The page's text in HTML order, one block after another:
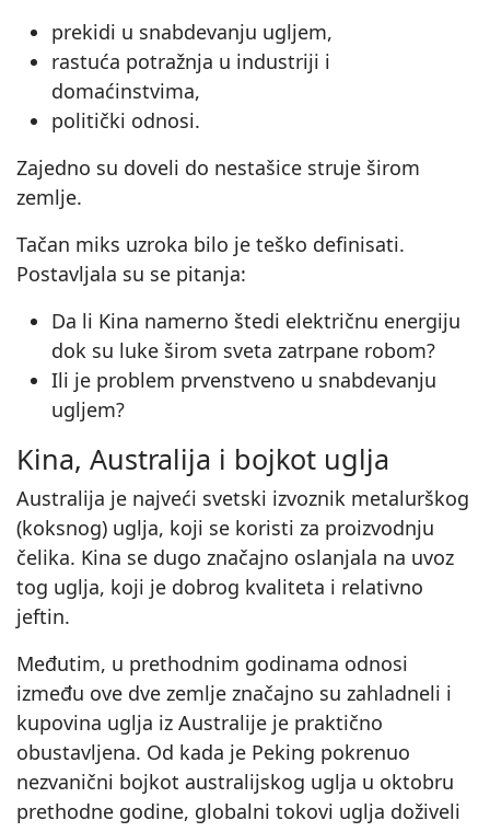
prekidi u snabdevanju ugljem,
rastuća potražnja u industriji i
domaćinstvima,
politički odnosi.
Zajedno su doveli do nestašice struje širom
zemlje.
Tačan miks uzroka bilo je teško definisati.
Postavljala su se pitanja:
Da li Kina namerno štedi električnu energiju
dok su luke širom sveta zatrpane robom?
Ili je problem prvenstveno u snabdevanju
ugljem?
Kina, Australija i bojkot uglja
Australija je najveći svetski izvoznik metalurškog
(koksnog) uglja, koji se koristi za proizvodnju
čelika. Kina se dugo značajno oslanjala na uvoz
tog uglja, koji je dobrog kvaliteta i relativno
jeftin.
Međutim, u prethodnim godinama odnosi
između ove dve zemlje značajno su zahladneli i
kupovina uglja iz Australije je praktično
obustavljena. Od kada je Peking pokrenuo
nezvanični bojkot australijskog uglja u oktobru
prethodne godine, globalni tokovi uglja doživeli